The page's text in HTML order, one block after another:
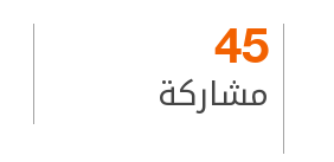
45
مشاركة